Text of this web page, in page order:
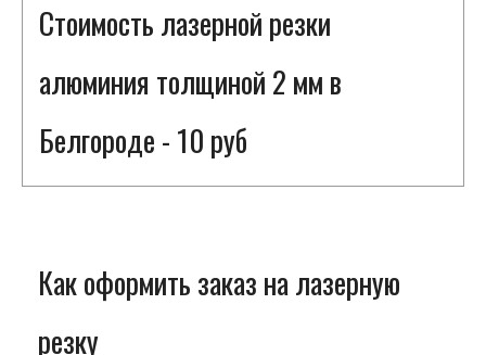
Стоимость лазерной резки
алюминия толщиной 2 мм в
Белгороде - 10 руб
Как оформить заказ на лазерную
резку